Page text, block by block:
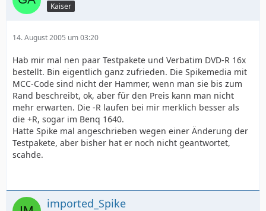
Kaiser
14. August 2005 um 03:20
Hab mir mal nen paar Testpakete und Verbatim DVD-R 16x
bestellt. Bin eigentlich ganz zufrieden. Die Spikemedia mit
MCC-Code sind nicht der Hammer, wenn man sie bis zum
Rand beschreibt, ok, aber für den Preis kann man nicht
mehr erwarten. Die -R laufen bei mir merklich besser als
die +R, sogar im Benq 1640.
Hatte Spike mal angeschrieben wegen einer Änderung der
Testpakete, aber bisher hat er noch nicht geantwortet,
scahde.
imported_Spike